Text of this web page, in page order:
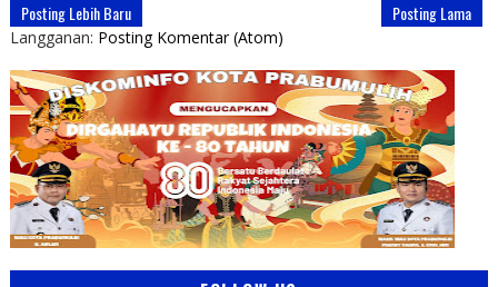
Posting Lebih Baru Posting Lama
Langganan: Posting Komentar (Atom)